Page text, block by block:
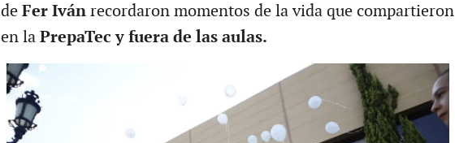
deFer Ivánrecordaron momentos de la vida que compartieron
en la PrepaTec y fuera de las aulas.